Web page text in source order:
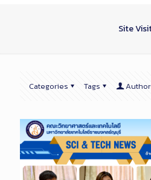
Site
Categories Tags